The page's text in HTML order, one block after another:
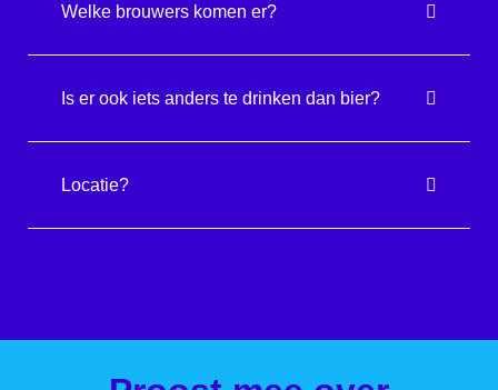
Welke brouwers komen er?
Is er ook iets anders te drinken dan bier?
Locatie?